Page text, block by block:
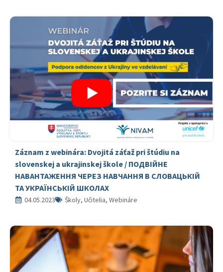
Záznam z webinára: Dvojitá záťaž pri štúdiu na
slovenskej a ukrajinskej škole / ПОДВІЙНE
НАВАНТАЖЕННЯ ЧЕРЕЗ НАВЧАННЯ В СЛОВАЦЬКІЙ
ТА УКРАЇНСЬКІЙ ШКОЛАХ
04.05.2023 Školy, Učitelia, Webináre